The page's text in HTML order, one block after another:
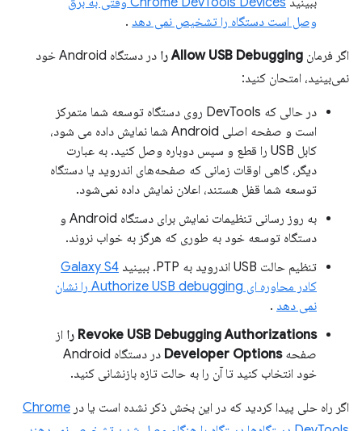
وصل است دستگاه را تشخیص نمی دهد .
اگر فرمان Allow USB Debugging را
در دستگاه Android خود
نمی‌بینید، امتحان کنید:
در حالی که DevTools روی دستگاه توسعه شما متمرکز
است و صفحه اصلی Android شما نمایش داده می شود،
کابل USB را قطع و سپس دوباره وصل کنید. به عبارت
دیگر، گاهی اوقات زمانی که صفحه‌های اندروید یا دستگاه
توسعه شما قفل هستند، اعلان نمایش داده نمی‌شود.
به روز رسانی تنظیمات نمایش برای دستگاه Android و
دستگاه توسعه خود به طوری که هرگز به خواب نروند.
تنظیم حالت USB اندروید به PTP. ببینید
Galaxy S4
کادر محاوره ای Authorize USB debugging را نشان
نمی دهد .
Revoke USB Debugging Authorizations را
از
صفحهDeveloper Options
در دستگاه Android
خود انتخاب کنید تا آن را به حالت تازه بازنشانی کنید.
اگر راه حلی پیدا کردید که در این بخش ذکر نشده است یا در Chrome